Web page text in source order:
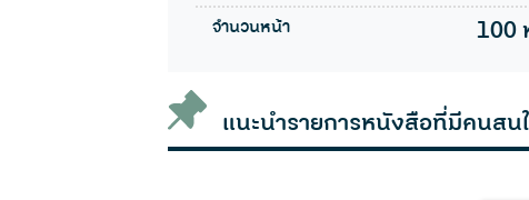
จำนวนหน้า
100
แนะนำรายการหนังสือที่มีคนสน